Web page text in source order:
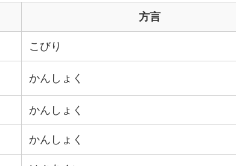
方言
こびり
かんしょく
かんしょく
かんしょく